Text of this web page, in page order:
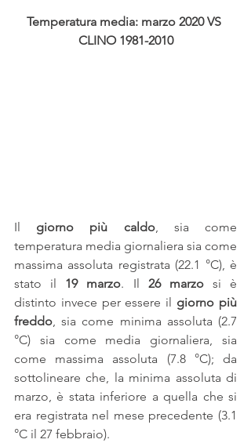
Temperatura media: marzo 2020 VS
CLINO 1981-2010
Il giorno più caldo, sia come
temperatura media giornaliera sia come
massima assoluta registrata (22.1 °C), è
stato il 19 marzo. Il 26 marzo si è
distinto invece per essere il giorno più
freddo, sia come minima assoluta (2.7
°C) sia come media giornaliera, sia
come massima assoluta (7.8 °C); da
sottolineare che, la minima assoluta di
marzo, è stata inferiore a quella che si
era registrata nel mese precedente (3.1
°C il 27 febbraio).